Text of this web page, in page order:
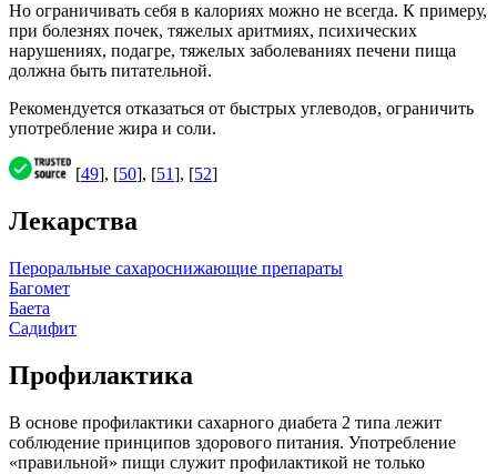
Но ограничивать себя в калориях можно не всегда. К примеру,
при болезнях почек, тяжелых аритмиях, психических
нарушениях, подагре, тяжелых заболеваниях печени пища
должна быть питательной.
Рекомендуется отказаться от быстрых углеводов, ограничить
употребление жира и соли.
[49], [50], [51], [52]
Лекарства
Пероральные сахароснижающие препараты
Багомет
Баета
Садифит
Профилактика
В основе профилактики сахарного диабета 2 типа лежит
соблюдение принципов здорового питания. Употребление
«правильной» пищи служит профилактикой не только